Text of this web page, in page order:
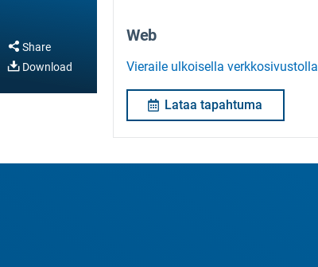
Share
Download
Web
Vieraile ulkoisella verkkosivustolla
Lataa tapahtuma